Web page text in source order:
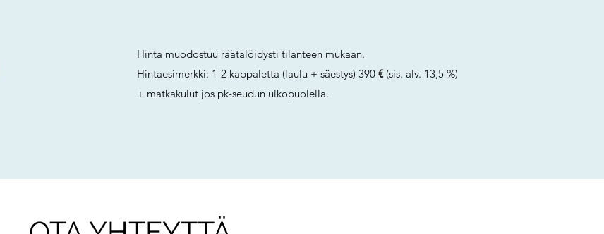
Hinta muodostuu räätälöidysti tilanteen mukaan.
Hintaesimerkki: 1-2 kappaletta (laulu + säestys) 390 €(sis. alv. 13,5 %)
+ matkakulut jos pk-seudun ulkopuolella.